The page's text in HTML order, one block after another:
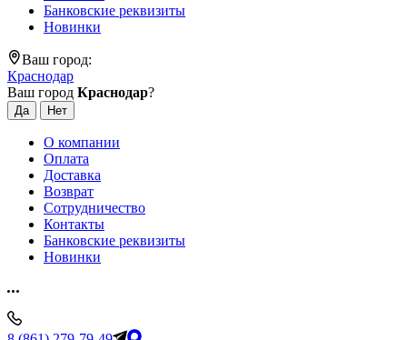
Банковские реквизиты
Новинки
Ваш город:
Краснодар
Ваш город Краснодар?
О компании
Оплата
Доставка
Возврат
Сотрудничество
Контакты
Банковские реквизиты
Новинки